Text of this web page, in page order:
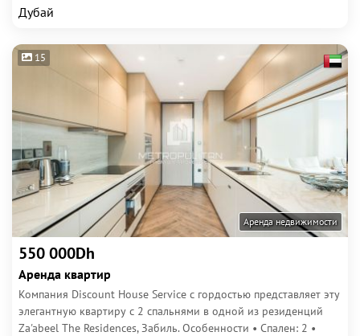
Дубай
15
Аренда недвижимости
550 000Dh
Аренда квартир
Компания Discount House Service с гордостью представляет эту
элегантную квартиру с 2 спальнями в одной из резиденций
Za'abeel The Residences, Забиль. Особенности • Спален: 2 •